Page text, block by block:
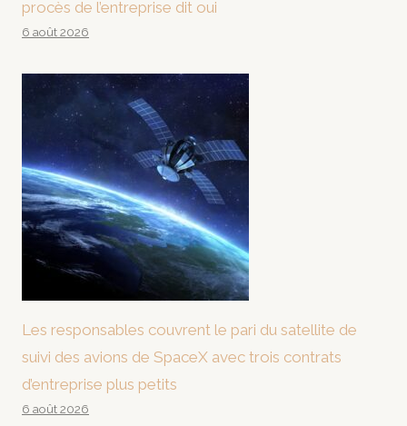
procès de l’entreprise dit oui
6 août 2026
Les responsables couvrent le pari du satellite de
suivi des avions de SpaceX avec trois contrats
d’entreprise plus petits
6 août 2026